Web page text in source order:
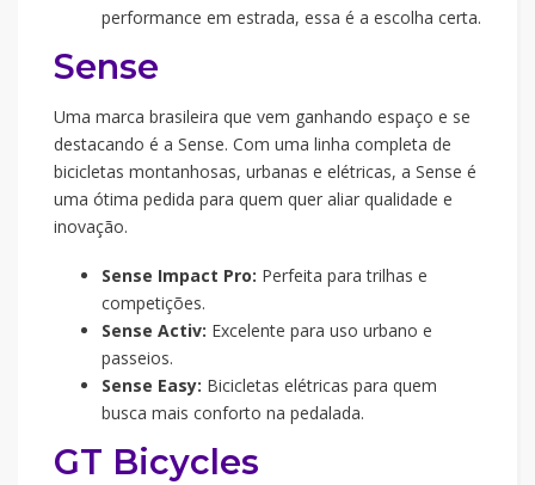
performance em estrada, essa é a escolha certa.
Sense
Uma marca brasileira que vem ganhando espaço e se
destacando é a Sense. Com uma linha completa de
bicicletas montanhosas, urbanas e elétricas, a Sense é
uma ótima pedida para quem quer aliar qualidade e
inovação.
Sense Impact Pro: Perfeita para trilhas e
competições.
Sense Activ: Excelente para uso urbano e
passeios.
Sense Easy: Bicicletas elétricas para quem
busca mais conforto na pedalada.
GT Bicycles